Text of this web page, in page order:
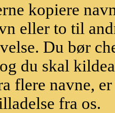
kopiere
eller to til
Du bør
du skal
flere navne,
fra os.